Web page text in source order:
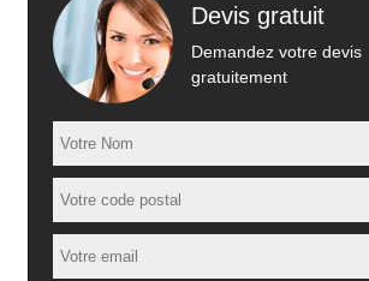
Devis gratuit
Demandez votre devis
gratuitement